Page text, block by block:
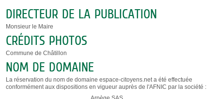
DIRECTEUR DE LA PUBLICATION
Monsieur le Maire
CRÉDITS PHOTOS
Commune de Châtillon
NOM DE DOMAINE
La réservation du nom de domaine espace-citoyens.net a été effectuée
conformément aux dispositions en vigueur auprès de l'AFNIC par la société :